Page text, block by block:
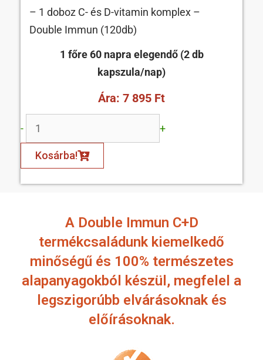
– 1 doboz C- és D-vitamin komplex –
Double Immun (120db)
1 főre 60 napra elegendő (2 db
kapszula/nap)
Ára: 7 895 Ft
- +
Kosárba!
A Double Immun C+D
termékcsaládunk kiemelkedő
minőségű és 100% természetes
alapanyagokból készül, megfelel a
legszigorúbb elvárásoknak és
előírásoknak.